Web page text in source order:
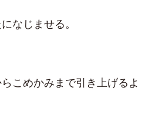
なじませる。
こめかみまで引き上げるよ